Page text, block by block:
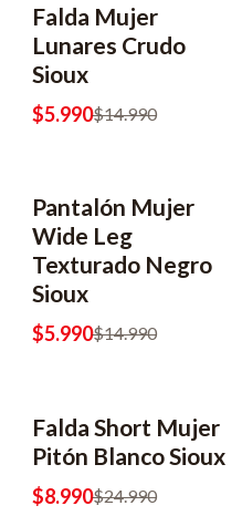
-60% OFF
Falda Mujer
Lunares Crudo
Sioux
$5.990$14.990
-60% OFF
Pantalón Mujer
Wide Leg
Texturado Negro
Sioux
$5.990$14.990
-64% OFF
Falda Short Mujer
Pitón Blanco Sioux
$8.990$24.990